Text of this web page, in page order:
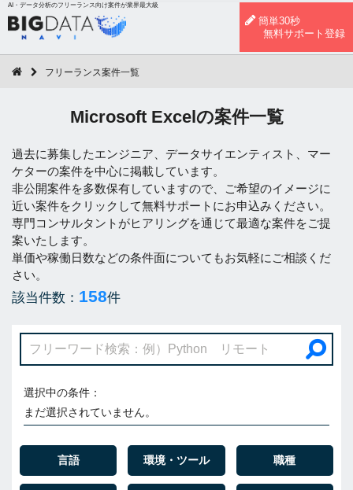
AI・データ分析のフリーランス向け案件が業界最大級
簡単30秒
無料サポート登録
フリーランス案件一覧
Microsoft Excelの案件一覧
過去に募集したエンジニア、データサイエンティスト、マー
ケターの案件を中心に掲載しています。
非公開案件を多数保有していますので、ご希望のイメージに
近い案件をクリックして無料サポートにお申込みください。
専門コンサルタントがヒアリングを通じて最適な案件をご提
案いたします。
単価や稼働日数などの条件面についてもお気軽にご相談くだ
さい。
該当件数： 158件
選択中の条件：
まだ選択されていません。
言語 環境・ツール 職種